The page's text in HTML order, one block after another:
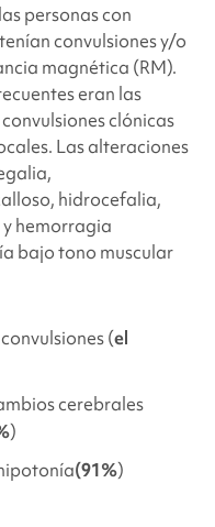
personas con
tenían convulsiones y/o
magnética (RM).
eran las
clónicas
Las alteraciones
hidrocefalia,
hemorragia
bajo tono muscular
(el
cerebrales
)
(91%)